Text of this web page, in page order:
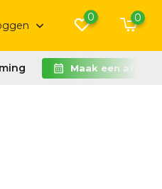
0 0
Maak een